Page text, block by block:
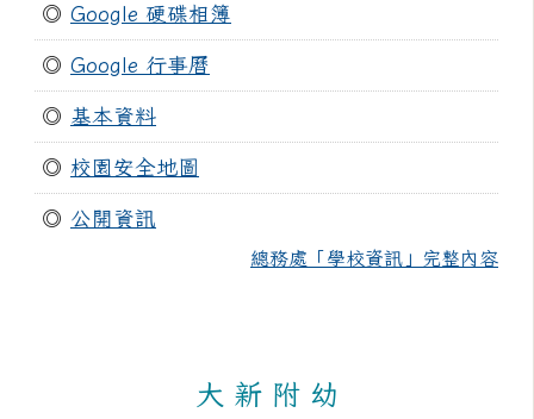
◎ Google 硬碟相簿
◎ Google 行事曆
◎ 基本資料
◎ 校園安全地圖
◎ 公開資訊
總務處「學校資訊」完整內容
大 新 附 幼